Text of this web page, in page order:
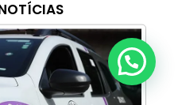
matéria